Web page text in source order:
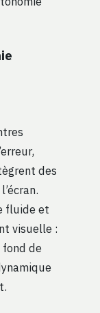
des
fluide et
visuelle :
de